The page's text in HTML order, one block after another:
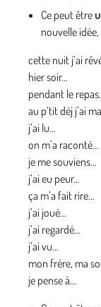
Ce peut être
nouvelle
cette nuit j’ai
hier soir...
pendant le
au p’tit déj j’ai
j’ai lu...
on m’a raconté…
je me souviens…
j’ai eu peur…
ça m’a fait rire…
j’ai joué…
j’ai regardé…
j’ai vu…
mon frère, ma
je pense à...